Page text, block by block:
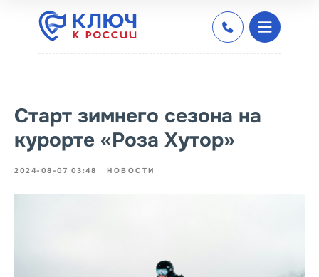
Старт зимнего сезона на
курорте «Роза Хутор»
2024-08-07 03:48 НОВОСТИ